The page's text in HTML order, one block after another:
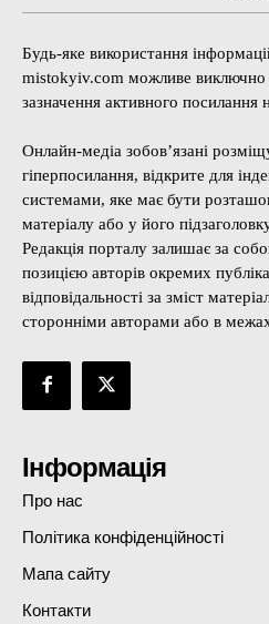
Будь-яке використання
mistokyiv.com можливе виключно
зазначення активного посилання
Онлайн-медіа зобов’язані
гіперпосилання, відкрите для
системами, яке має бути
матеріалу або у його
Редакція порталу залишає за
позицією авторів окремих
відповідальності за зміст
сторонніми авторами або в
Інформація
Про нас
Політика конфіденційності
Мапа сайту
Контакти